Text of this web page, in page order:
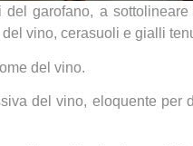
garofano, a
vino, cerasuoli e gialli
del vino.
del vino, eloquente per